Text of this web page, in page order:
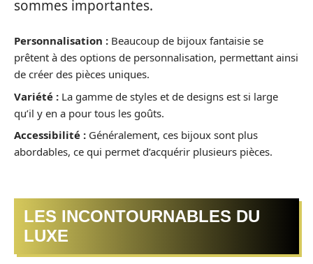
sommes importantes.
Personnalisation : Beaucoup de bijoux fantaisie se
prêtent à des options de personnalisation, permettant ainsi
de créer des pièces uniques.
Variété : La gamme de styles et de designs est si large
qu’il y en a pour tous les goûts.
Accessibilité : Généralement, ces bijoux sont plus
abordables, ce qui permet d’acquérir plusieurs pièces.
LES INCONTOURNABLES DU
LUXE